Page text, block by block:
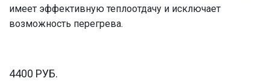
имеет эффективную теплоотдачу и исключает
возможность перегрева.
4400 РУБ.